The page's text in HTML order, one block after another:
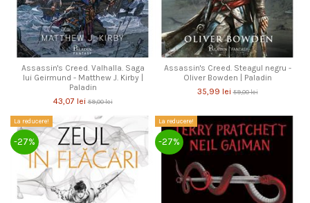
Assassin's Creed. Valhalla. Saga
lui Geirmund - Matthew J. Kirby |
Paladin
43,07 lei59,00 lei
Assassin's Creed. Steagul negru -
Oliver Bowden | Paladin
35,99 lei59,00 lei
La reducere!
-27%
La reducere!
-27%